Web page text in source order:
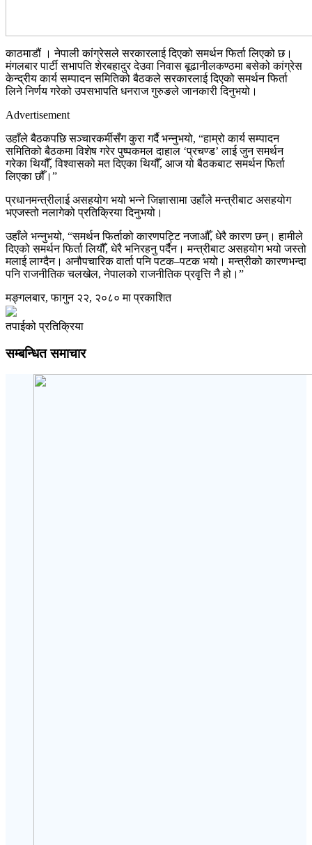
काठमाडौं । नेपाली कांग्रेसले सरकारलाई दिएको समर्थन फिर्ता लिएको छ।
मंगलबार पार्टी सभापति शेरबहादुर देउवा निवास बूढानीलकण्ठमा बसेको कांग्रेस
केन्द्रीय कार्य सम्पादन समितिको बैठकले सरकारलाई दिएको समर्थन फिर्ता
लिने निर्णय गरेको उपसभापति धनराज गुरुङले जानकारी दिनुभयो।
Advertisement
उहाँले बैठकपछि सञ्चारकर्मीसँग कुरा गर्दै भन्नुभयो, “हाम्रो कार्य सम्पादन
समितिको बैठकमा विशेष गरेर पुष्पकमल दाहाल ‘प्रचण्ड’ लाई जुन समर्थन
गरेका थियौँ, विश्वासको मत दिएका थियौँ, आज यो बैठकबाट समर्थन फिर्ता
लिएका छौँ।”
प्रधानमन्त्रीलाई असहयोग भयो भन्ने जिज्ञासामा उहाँले मन्त्रीबाट असहयोग
भएजस्तो नलागेको प्रतिक्रिया दिनुभयो।
उहाँले भन्नुभयो, “समर्थन फिर्ताको कारणपट्टि नजाऔँ, धेरै कारण छन्। हामीले
दिएको समर्थन फिर्ता लियौँ, धेरै भनिरहनु पर्दैन। मन्त्रीबाट असहयोग भयो जस्तो
मलाई लाग्दैन। अनौपचारिक वार्ता पनि पटक–पटक भयो। मन्त्रीको कारणभन्दा
पनि राजनीतिक चलखेल, नेपालको राजनीतिक प्रवृत्ति नै हो।”
मङ्गलबार, फागुन २२, २०८० मा प्रकाशित
तपाईको प्रतिक्रिया
सम्बन्धित समाचार